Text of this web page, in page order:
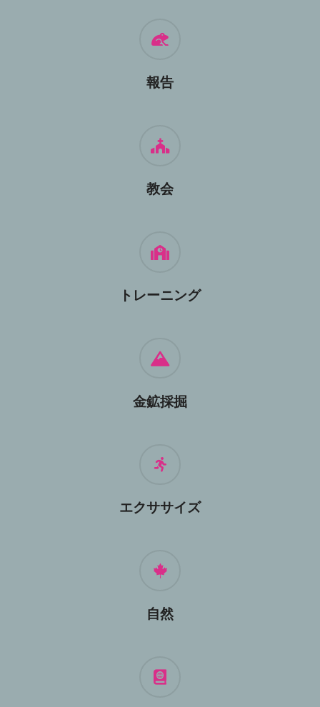
報告
教会
トレーニング
金鉱採掘
エクササイズ
自然